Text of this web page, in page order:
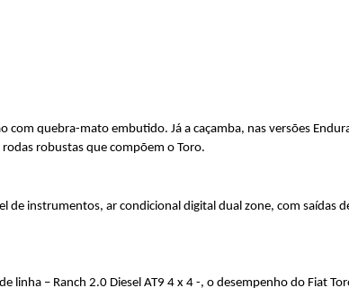
com quebra-mato embutido. Já a caçamba, nas versões
robustas que compõem o Toro.
instrumentos, ar condicional digital dual zone, com saídas
linha – Ranch 2.0 Diesel AT9 4 x 4 -, o desempenho do Fiat